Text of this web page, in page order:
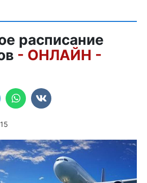
расписание
- ОНЛАЙН -